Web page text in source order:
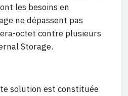
les besoins en
ne dépassent pas
octet contre plusieurs
Storage.
solution est constituée